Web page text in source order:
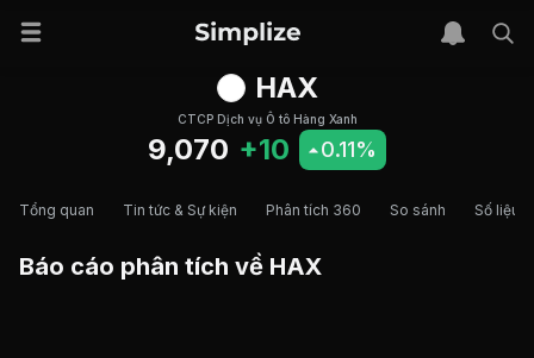
HAX
CTCP Dịch vụ Ô tô Hàng Xanh
9,070 +10 0.11%
Tổng quan Tin tức & Sự kiện Phân tích 360 So sánh Số liệu
Báo cáo phân tích về HAX